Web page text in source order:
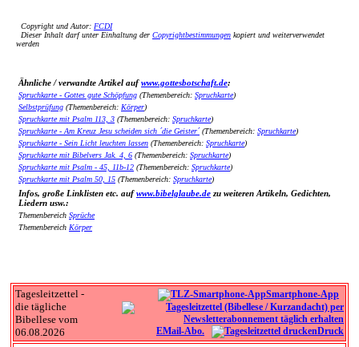
Copyright und Autor: FCDI
Dieser Inhalt darf unter Einhaltung der Copyrightbestimmungen kopiert und weiterverwendet
werden
Ähnliche / verwandte Artikel aufwww.gottesbotschaft.de:
Spruchkarte - Gottes gute Schöpfung (Themenbereich: Spruchkarte)
Selbstprüfung (Themenbereich: Körper)
Spruchkarte mit Psalm 113, 3 (Themenbereich: Spruchkarte)
Spruchkarte - Am Kreuz Jesu scheiden sich ´die Geister´(Themenbereich: Spruchkarte)
Spruchkarte - Sein Licht leuchten lassen (Themenbereich: Spruchkarte)
Spruchkarte mit Bibelvers Jak. 4, 6 (Themenbereich: Spruchkarte)
Spruchkarte mit Psalm - 45, 11b-12 (Themenbereich: Spruchkarte)
Spruchkarte mit Psalm 50, 15 (Themenbereich: Spruchkarte)
Infos, große Linklisten etc. aufwww.bibelglaube.de zu weiteren Artikeln, Gedichten,
Liedern usw.:
Themenbereich Sprüche
Themenbereich Körper
Tagesleitzettel -
die tägliche
Bibellese vom
06.08.2026
Smartphone-App
EMail-Abo. Druck